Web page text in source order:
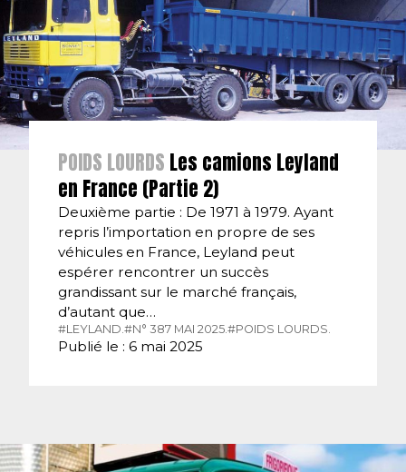
POIDS LOURDS Les camions Leyland
en France (Partie 2)
Deuxième partie : De 1971 à 1979. Ayant
repris l’importation en propre de ses
véhicules en France, Leyland peut
espérer rencontrer un succès
grandissant sur le marché français,
d’autant que…
#LEYLAND. #N° 387 MAI 2025. #POIDS LOURDS.
Publié le : 6 mai 2025